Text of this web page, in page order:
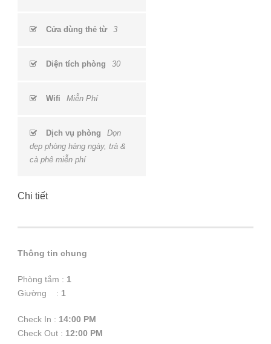
Cửa dùng thẻ từ 3
Diện tích phòng 30
Wifi Miễn Phí
Dịch vụ phòng
Dọn
dẹp phòng hàng ngày, trà &
cà phê miễn phí
Chi tiết
Thông tin chung
Phòng tắm : 1
Giường : 1
Check In : 14:00 PM
Check Out : 12:00 PM